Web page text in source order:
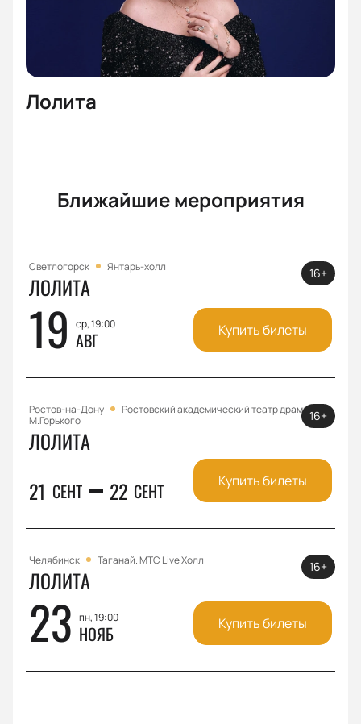
Лолита
Ближайшие мероприятия
Светлогорск Янтарь-холл
ЛОЛИТА
19 ср, 19:00
АВГ
16+
Купить билеты
Ростов-на-Дону
Ростовский академический театр драмы им.
М.Горького
ЛОЛИТА
21 СЕНТ 22 СЕНТ
16+
Купить билеты
Челябинск Таганай. МТС Live Холл
ЛОЛИТА
23 пн, 19:00
НОЯБ
16+
Купить билеты